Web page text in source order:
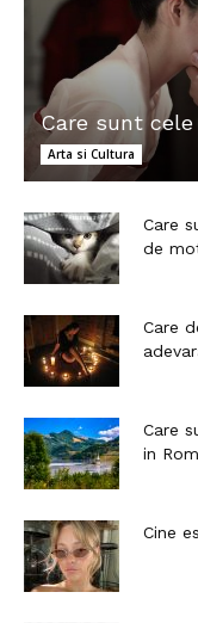
Care sunt
Arta si Cultura
Care
de
Care
Care
in
Cine